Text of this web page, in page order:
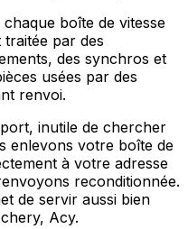
boîte de vitesse
par des
des synchros et
usées par des
renvoi.
inutile de chercher
enlevons votre boîte de
à votre adresse
reconditionnée.
de servir aussi bien
Acy.